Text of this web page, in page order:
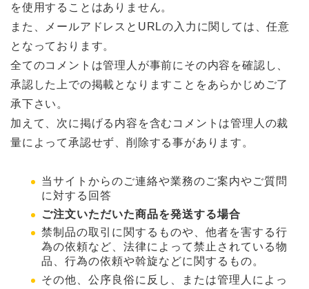
を使用することはありません。
また、メールアドレスとURLの入力に関しては、任意
となっております。
全てのコメントは管理人が事前にその内容を確認し、
承認した上での掲載となりますことをあらかじめご了
承下さい。
加えて、次に掲げる内容を含むコメントは管理人の裁
量によって承認せず、削除する事があります。
当サイトからのご連絡や業務のご案内やご質問
に対する回答
ご注文いただいた商品を発送する場合
禁制品の取引に関するものや、他者を害する行
為の依頼など、法律によって禁止されている物
品、行為の依頼や斡旋などに関するもの。
その他、公序良俗に反し、または管理人によっ